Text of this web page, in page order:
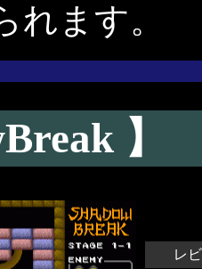
れます。
】
レ